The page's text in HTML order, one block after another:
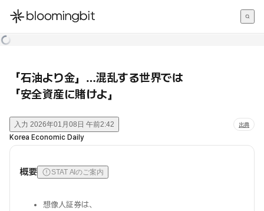
한국어
「石油より金」…混乱する世界では
「安全資産に賭けよ」
入力 2026年01月08日 午前2:42 出典
Korea Economic Daily
概要 STAT AIのご案内
想像人証券は、